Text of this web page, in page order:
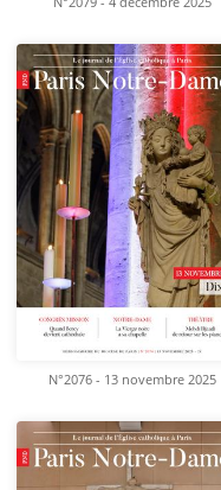
N°2076 - 13 novembre 2025